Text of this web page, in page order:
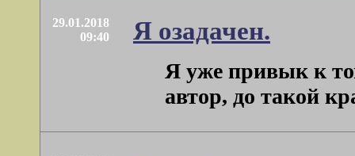
29.01.2018
09:40
Я озадачен.
Я уже привык к
автор, до такой